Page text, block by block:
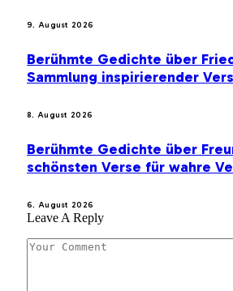
9. August 2026
Berühmte Gedichte über
Sammlung inspirierender
8. August 2026
Berühmte Gedichte über
schönsten Verse für wahre
6. August 2026
Leave A Reply